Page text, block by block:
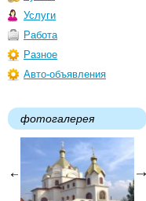
Услуги
Работа
Разное
Авто-объявления
фотогалерея